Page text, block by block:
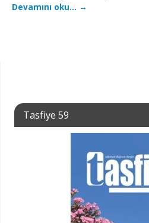
Devamını oku… →
Tasfiye 59